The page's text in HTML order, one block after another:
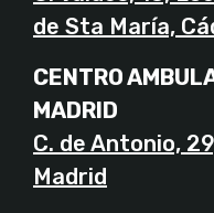
de Sta María,
CENTRO
MADRID
C. de Antonio,
Madrid